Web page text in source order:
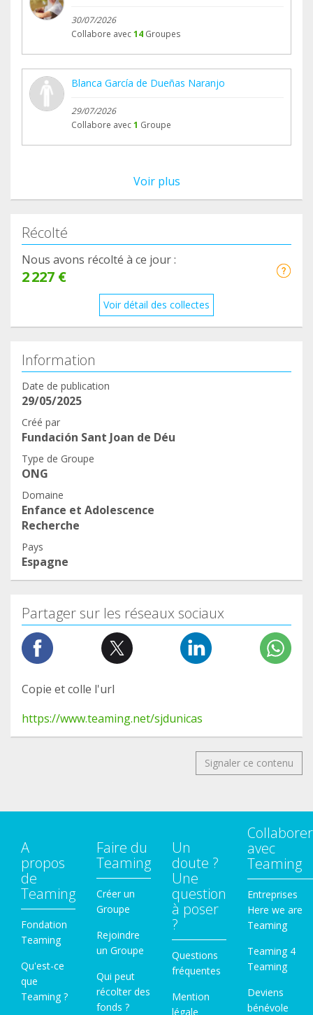
30/07/2026
Collabore avec14 Groupes
Blanca García de Dueñas Naranjo
29/07/2026
Collabore avec1 Groupe
Voir plus
Récolté
Nous avons récolté à ce jour :
2 227 €
Voir détail des collectes
Information
Date de publication
29/05/2025
Créé par
Fundación Sant Joan de Déu
Type de Groupe
ONG
Domaine
Enfance et Adolescence
Recherche
Pays
Espagne
Partager sur les réseaux sociaux
Copie et colle l'url
https://www.teaming.net/sjdunicas
Signaler ce contenu
A
propos
de
Teaming
Fondation
Teaming
Qu'est-ce
que
Teaming ?
Faire du
Teaming
Créer un
Groupe
Rejoindre
un Groupe
Qui peut
récolter des
fonds ?
Un
doute ?
Une
question
à poser
?
Questions
fréquentes
Mention
légale
Collaborer
avec
Teaming
Entreprises
Here we are
Teaming
Teaming 4
Teaming
Deviens
bénévole